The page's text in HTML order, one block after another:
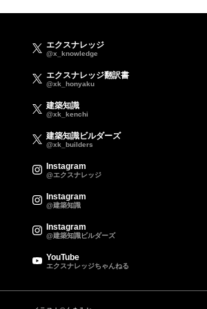
エクスナレッジ
@x_knowledge
エクスナレッジ翻訳書
@xk_honyaku
建築知識
@xk_kenchi
建築知識ビルダーズ
@xk_builders
Instagram
@エクスナレッジ
Instagram
@建築知識
Instagram
@建築知識ビルダーズ
YouTube
エクスナレッジちゃんねる